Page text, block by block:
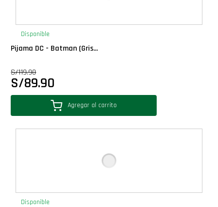
Disponible
Pijama DC - Batman (Gris...
S/119.90
S/89.90
Agregar al carrito
Disponible